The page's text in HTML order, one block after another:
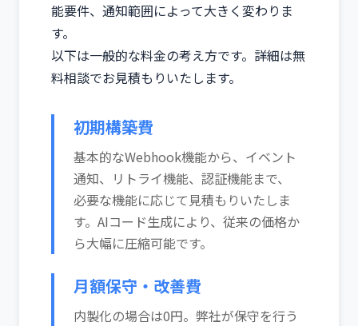
能要件、通知範囲によって大きく変わりま
す。
以下は一般的な料金の考え方です。詳細は無
料相談でお見積もりいたします。
初期構築費
基本的なWebhook機能から、イベント
通知、リトライ機能、認証機能まで、
必要な機能に応じて見積もりいたしま
す。AIコード生成により、従来の価格か
ら大幅に圧縮可能です。
月額保守・改善費
内製化の場合は0円。弊社が保守を行う